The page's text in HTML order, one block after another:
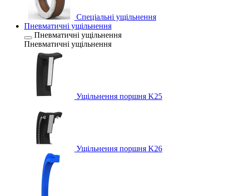
Спеціальні ущільнення
Пневматичні ущільнення
Пневматичні ущільнення
Пневматичні ущільнення
Ущільнення поршня K25
Ущільнення поршня K26